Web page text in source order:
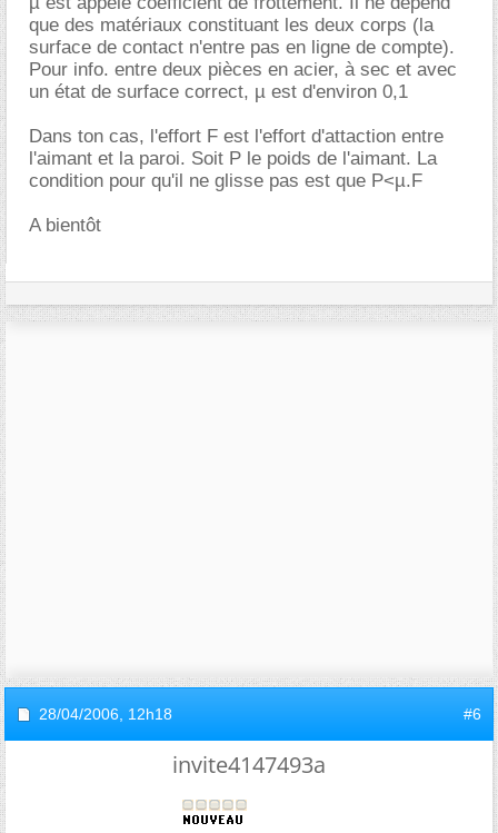
que des matériaux constituant les deux corps (la
surface de contact n'entre pas en ligne de compte).
Pour info. entre deux pièces en acier, à sec et avec
un état de surface correct, µ est d'environ 0,1
Dans ton cas, l'effort F est l'effort d'attaction entre
l'aimant et la paroi. Soit P le poids de l'aimant. La
condition pour qu'il ne glisse pas est que P<µ.F
A bientôt
28/04/2006, 12h18 #6
invite4147493a